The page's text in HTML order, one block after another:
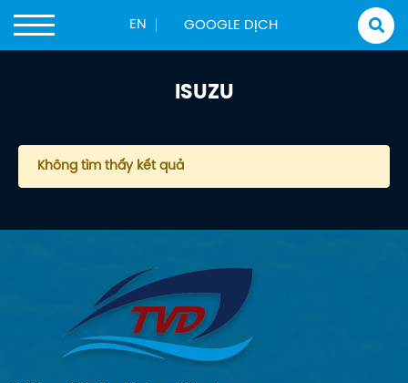
EN
Trang chủ Sản phẩm Động Cơ Thuỷ
ISUZU
Không tìm thấy kết quả